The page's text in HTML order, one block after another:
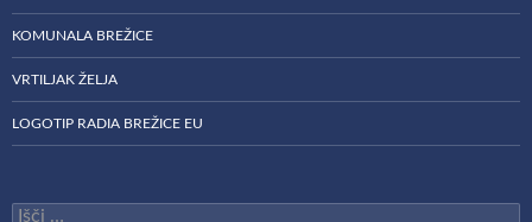
KOMUNALA BREŽICE
VRTILJAK ŽELJA
LOGOTIP RADIA BREŽICE EU
Išči: